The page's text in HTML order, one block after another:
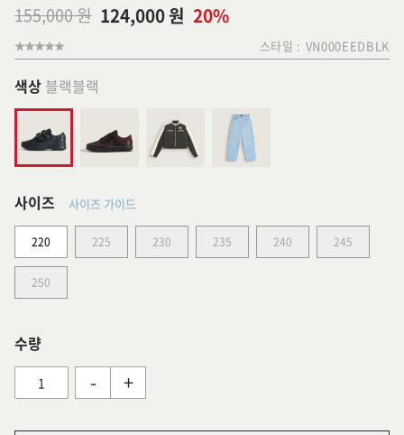
155,000 원 124,000 원 20%
스타일 : VN000EEDBLK
색상 블랙블랙
사이즈 사이즈 가이드
220 225 230 235 240 245
250
수량
- +